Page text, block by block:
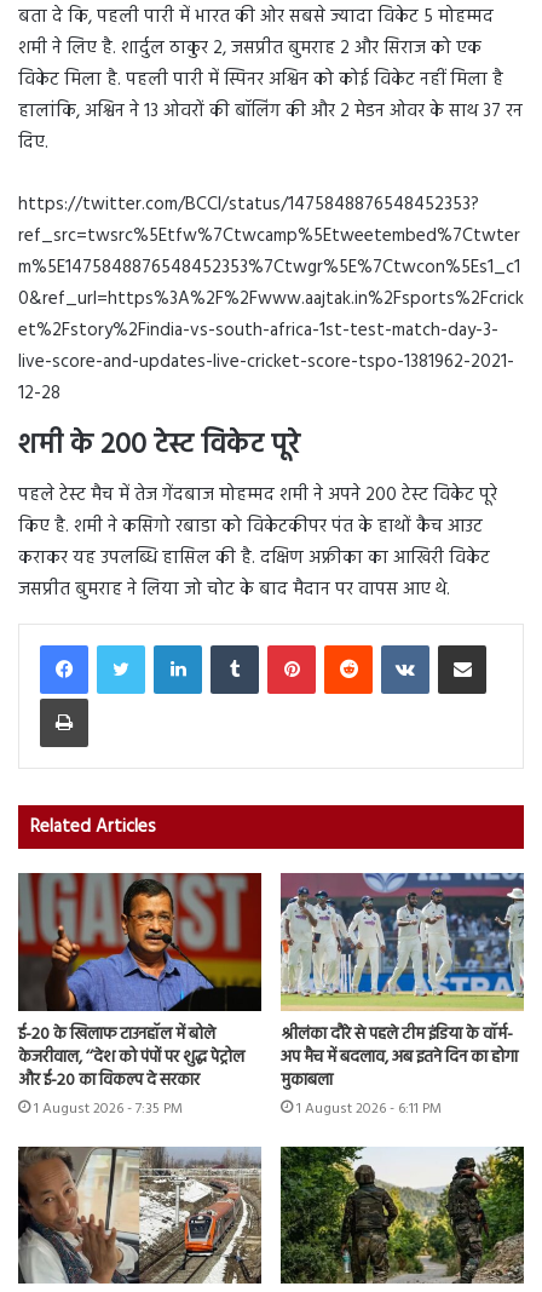
बता दे कि, पहली पारी में भारत की ओर सबसे ज्यादा विकेट 5 मोहम्मद
शमी ने लिए है. शार्दुल ठाकुर 2, जसप्रीत बुमराह 2 और सिराज को एक
विकेट मिला है. पहली पारी में स्पिनर अश्विन को कोई विकेट नहीं मिला है
हालांकि, अश्विन ने 13 ओवरों की बॉलिंग की और 2 मेडन ओवर के साथ 37 रन
दिए.
https://twitter.com/BCCI/status/1475848876548452353?
ref_src=twsrc%5Etfw%7Ctwcamp%5Etweetembed%7Ctwter
m%5E1475848876548452353%7Ctwgr%5E%7Ctwcon%5Es1_c1
0&ref_url=https%3A%2F%2Fwww.aajtak.in%2Fsports%2Fcrick
et%2Fstory%2Findia-vs-south-africa-1st-test-match-day-3-
live-score-and-updates-live-cricket-score-tspo-1381962-2021-
12-28
शमी के 200 टेस्ट विकेट पूरे
पहले टेस्ट मैच में तेज गेंदबाज मोहम्मद शमी ने अपने 200 टेस्ट विकेट पूरे
किए है. शमी ने कसिगो रबाडा को विकेटकीपर पंत के हाथों कैच आउट
कराकर यह उपलब्धि हासिल की है. दक्षिण अफ्रीका का आखिरी विकेट
जसप्रीत बुमराह ने लिया जो चोट के बाद मैदान पर वापस आए थे.
LinkedInTumblr PinterestReddit VKontakteShare via Email
Print
Related Articles
ई-20 के खिलाफ टाउनहॉल में बोले
केजरीवाल, ‘‘देश को पंपों पर शुद्ध पेट्रोल
और ई-20 का विकल्प दे सरकार
1 August 2026 - 7:35 PM
श्रीलंका दौरे से पहले टीम इंडिया के वॉर्म-
अप मैच में बदलाव, अब इतने दिन का होगा
मुकाबला
1 August 2026 - 6:11 PM